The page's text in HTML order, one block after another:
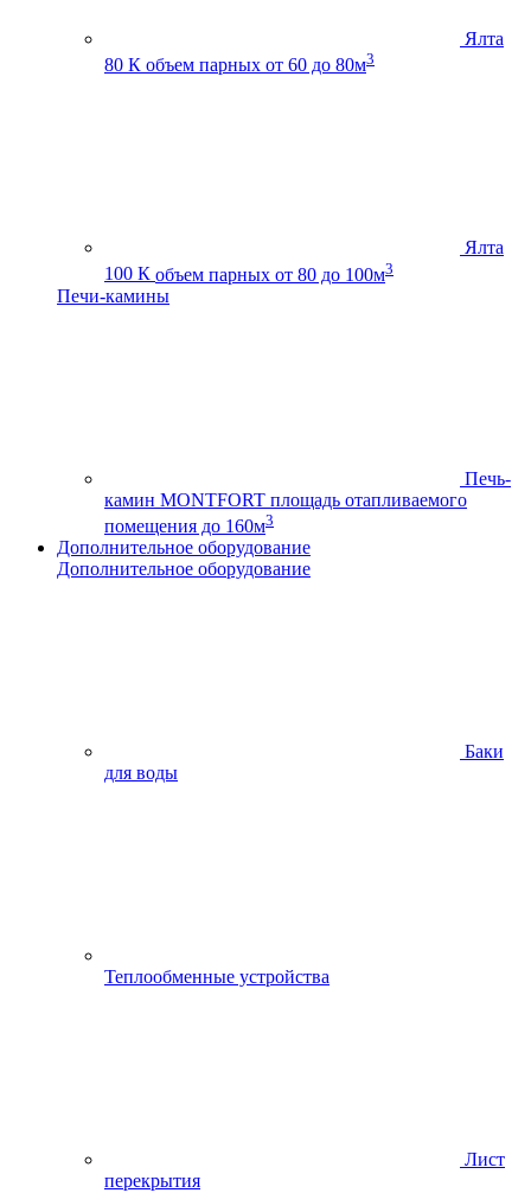
Ялта
80 К объем парных от 60 до 80м3
Ялта
100 К объем парных от 80 до 100м3
Печи-камины
Печь-
камин MONTFORT площадь отапливаемого
помещения до 160м3
Дополнительное оборудование
Дополнительное оборудование
Баки
для воды
Теплообменные устройства
Лист
перекрытия